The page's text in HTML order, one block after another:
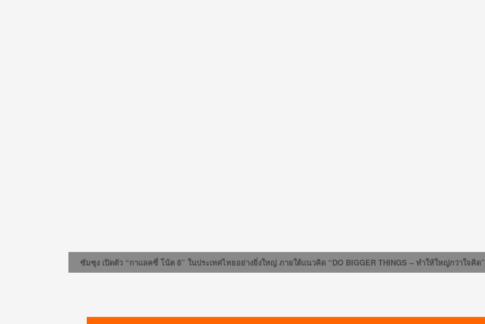
ซัมซุง เปิดตัว “กาแลคซี่ โน้ต 8” ในประเทศไทยอย่างยิ่งใหญ่ ภายใต้แนวคิด “DO BIGGER THINGS – ทำให้ใหญ่กว่าใจคิด”